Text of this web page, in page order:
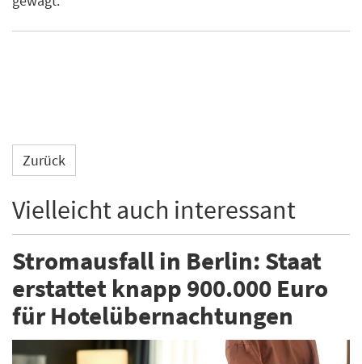
Zurück
Vielleicht auch interessant
Stromausfall in Berlin: Staat
erstattet knapp 900.000 Euro
für Hotelübernachtungen